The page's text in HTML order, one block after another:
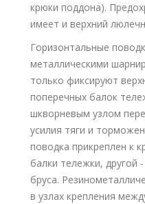
крюки поддона).
имеет и верхний
Горизонтальные
металлическими
только фиксируют
поперечных балок
шкворневым узлом
усилия тяги и
поводка прикреплен к
балки тележки, другой
бруса.
в узлах крепления